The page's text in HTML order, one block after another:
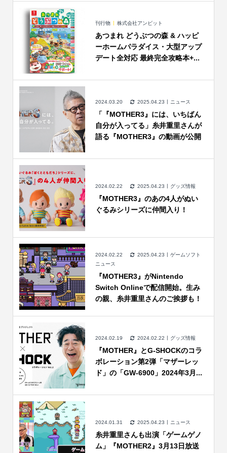
刊行物 株式会社アンビット
あつまれ どうぶつの森 & ハッピ
ーホームパラダイス・大型アップ
デート全対応 最終完全攻略本+...
2024.03.20 2025.04.23 ニュース
「『MOTHER3』には、いちばん
自分が入ってる」糸井重里さんが
語る『MOTHER3』の動画が公開
2024.02.22 2025.04.23 グッズ情報
『MOTHER3』のあの4人がぬい
ぐるみシリーズに仲間入り！
2024.02.22 2025.04.23
ゲームソフト
ニュース
『MOTHER3』がNintendo
Switch Onlineで配信開始。生み
の親、糸井重里さんのご挨拶も！
2024.02.19 2024.02.22 グッズ情報
『MOTHER』とG-SHOCKのコラ
ボレーション第2弾「マザーレッ
ド」の「GW-6900」2024年3月...
2024.01.31 2025.04.23 ニュース
糸井重里さんも出演「ゲームゲノ
ム」『MOTHER2』3月13日放送